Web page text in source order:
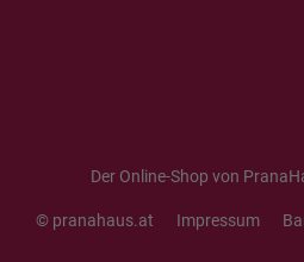
Der Online-Shop von
© pranahaus.at Impressum